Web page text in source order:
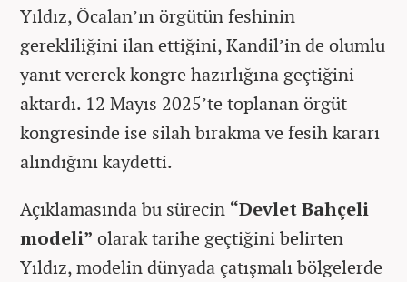
Yıldız, Öcalan’ın örgütün feshinin
gerekliliğini ilan ettiğini, Kandil’in de olumlu
yanıt vererek kongre hazırlığına geçtiğini
aktardı. 12 Mayıs 2025’te toplanan örgüt
kongresinde ise silah bırakma ve fesih kararı
alındığını kaydetti.
Açıklamasında bu sürecin “Devlet Bahçeli
modeli” olarak tarihe geçtiğini belirten
Yıldız, modelin dünyada çatışmalı bölgelerde